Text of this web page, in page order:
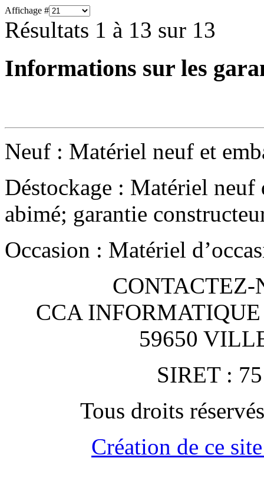
Affichage #
Résultats 1 à 13 sur 13
Informations sur les
Neuf : Matériel neuf et
Déstockage : Matériel neuf
abimé; garantie
Occasion : Matériel
CONTACTEZ-
CCA
59650
SIRET :
Tous droits
Création de ce